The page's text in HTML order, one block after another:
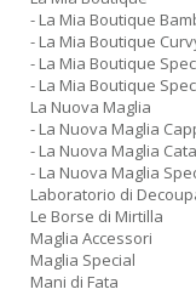
- La Mia Boutique
- La Mia Boutique
- La Mia Boutique
- La Mia Boutique
La Nuova Maglia
- La Nuova Maglia
- La Nuova Maglia
- La Nuova Maglia
Laboratorio di
Le Borse di Mirtilla
Maglia Accessori
Maglia Special
Mani di Fata